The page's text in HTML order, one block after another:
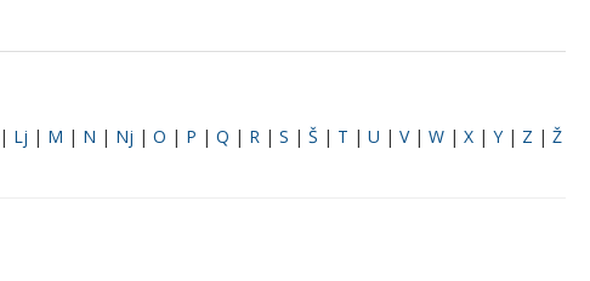
| Lj | M | N | Nj |O | P |Q | R |S |Š | T |U |V|W |X |Y| Z |Ž